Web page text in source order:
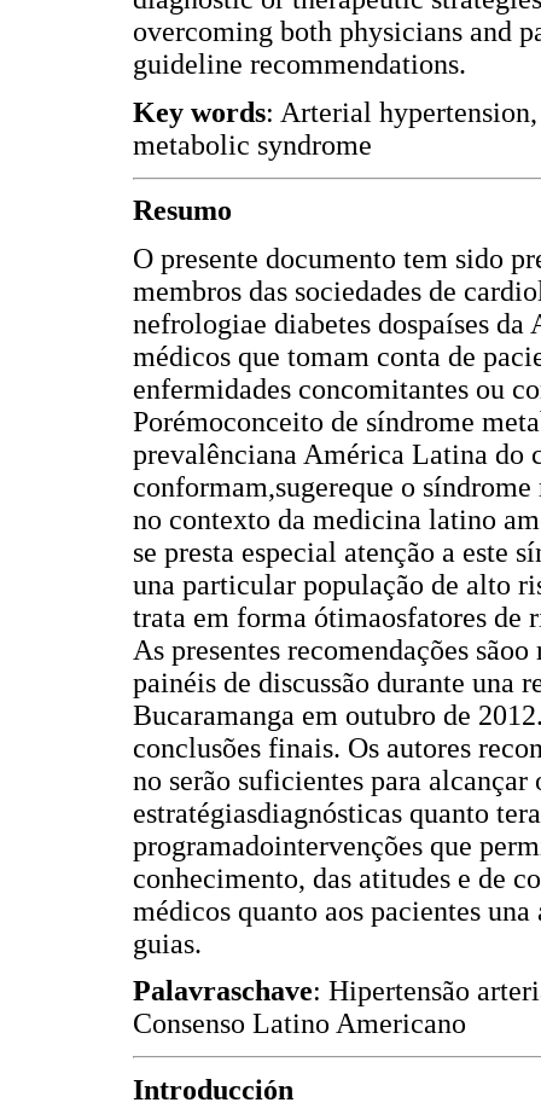
overcoming both physicians and
guideline recommendations.
Key words: Arterial
metabolic syndrome
Resumo
O presente documento tem sido
membros das sociedades de
nefrologiae diabetes dospaíses
médicos que tomam conta de
enfermidades concomitantes ou
Porémoconceito de síndrome
prevalênciana América Latina do
conformam,sugereque o
no contexto da medicina latino
se presta especial atenção a este
una particular população de alto
trata em forma ótimaosfatores de
As presentes recomendações
painéis de discussão durante una
Bucaramanga em outubro de
conclusões finais. Os autores
no serão suficientes para alcançar
estratégiasdiagnósticas quanto
programadointervenções que
conhecimento, das atitudes e de
médicos quanto aos pacientes
guias.
Palavraschave: Hipertensão
Consenso Latino Americano
Introducción